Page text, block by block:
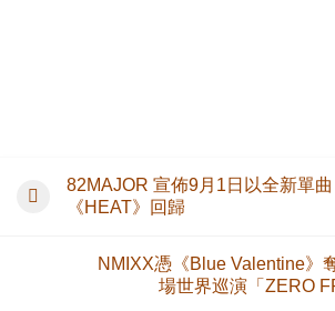
82MAJOR 宣佈9月1日以全新單曲
《HEAT》回歸
NMIXX憑《Blue Valentine》
場世界巡演「ZERO